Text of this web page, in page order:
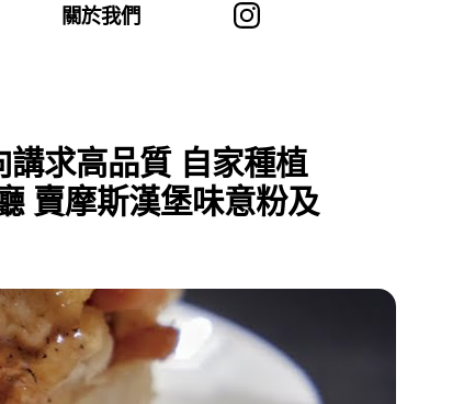
關於我們
求高品質 自家種植
賣摩斯漢堡味意粉及